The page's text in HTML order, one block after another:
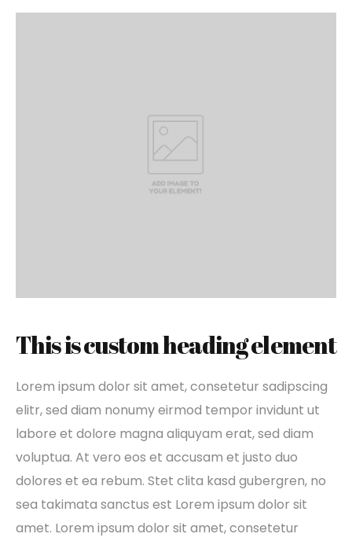
This is custom heading element
Lorem ipsum dolor sit amet, consetetur sadipscing
elitr, sed diam nonumy eirmod tempor invidunt ut
labore et dolore magna aliquyam erat, sed diam
voluptua. At vero eos et accusam et justo duo
dolores et ea rebum. Stet clita kasd gubergren, no
sea takimata sanctus est Lorem ipsum dolor sit
amet. Lorem ipsum dolor sit amet, consetetur